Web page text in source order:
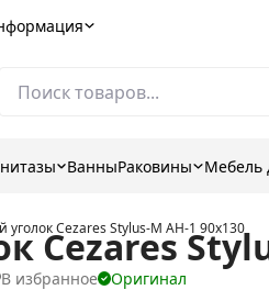
ВанныРаковины Мебель
уголок Cezares Stylus-M AH-1 90x130
Cezares
В избранное Оригинал